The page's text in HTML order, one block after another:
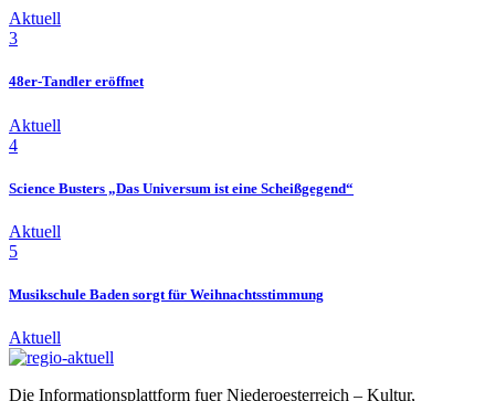
Aktuell
3
48er-Tandler eröffnet
Aktuell
4
Science Busters „Das Universum ist eine Scheißgegend“
Aktuell
5
Musikschule Baden sorgt für Weihnachtsstimmung
Aktuell
Die Informationsplattform fuer Niederoesterreich – Kultur,